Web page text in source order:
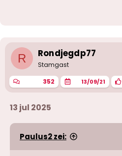
R Rondjegdp77
Stamgast
352 13/09/21
13 jul 2025
Paulus2 zei: